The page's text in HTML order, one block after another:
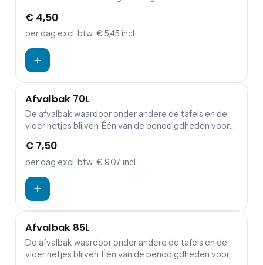
€ 4,50
per dag excl. btw· € 5,45 incl.
Afvalbak 70L
De afvalbak waardoor onder andere de tafels en de
vloer netjes blijven. Één van de benodigdheden voor
handige afvalbak met een inhoud van 70 liter is ideaal
en mag dan ook zeker niet ontbreken tijdens jouw
€ 7,50
per dag excl. btw· € 9,07 incl.
Afvalbak 85L
De afvalbak waardoor onder andere de tafels en de
vloer netjes blijven. Één van de benodigdheden voor